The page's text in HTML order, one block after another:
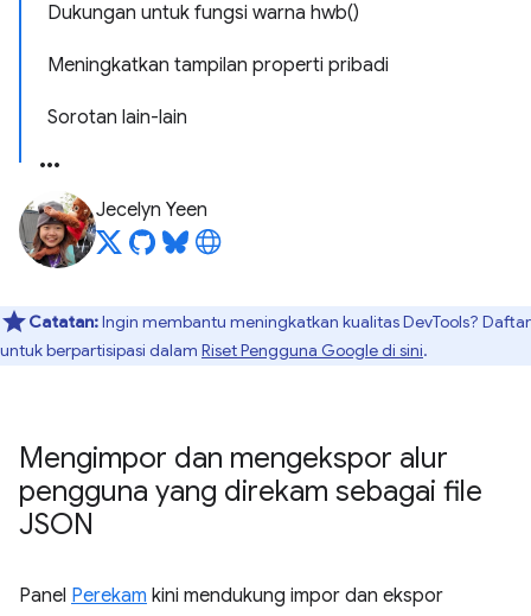
Dukungan untuk fungsi warna hwb()
Meningkatkan tampilan properti pribadi
Sorotan lain-lain
Jecelyn Yeen
Catatan:Ingin membantu meningkatkan kualitas DevTools? Daftar
untuk berpartisipasi dalam Riset Pengguna Google di sini.
Mengimpor dan mengekspor alur
pengguna yang direkam sebagai file
JSON
Panel Perekam kini mendukung impor dan ekspor